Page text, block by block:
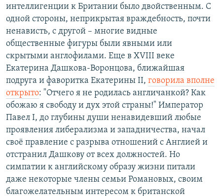
интеллигенции к Британии было двойственным. С
одной стороны, неприкрытая враждебность, почти
ненависть, с другой – многие видные
общественные фигуры были явными или
скрытыми англофилами. Еще в XVIII веке
Екатерина Дашкова-Воронцова, ближайшая
подруга и фаворитка Екатерины II, говорила вполне
открыто: "Отчего я не родилась англичанкой? Как
обожаю я свободу и дух этой страны!" Император
Павел I, до глубины души ненавидевший любые
проявления либерализма и западничества, начал
своё правление с разрыва отношений с Англией и
отстранил Дашкову от всех должностей. Но
симпатии к английскому образу жизни питали
даже некоторые члены семьи Романовых, своим
благожелательным интересом к британской